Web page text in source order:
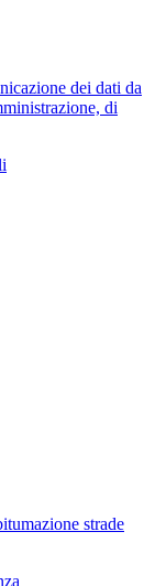
dei dati da
di
strade